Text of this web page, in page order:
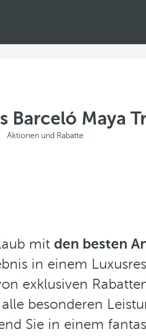
Barceló Maya
Aktionen und Rabatte
mit den besten
in einem
exklusiven
besonderen
Sie in einem